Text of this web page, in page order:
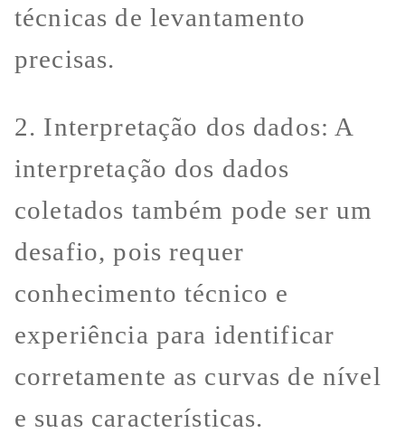
técnicas de levantamento
precisas.
2. Interpretação dos dados: A
interpretação dos dados
coletados também pode ser um
desafio, pois requer
conhecimento técnico e
experiência para identificar
corretamente as curvas de nível
e suas características.